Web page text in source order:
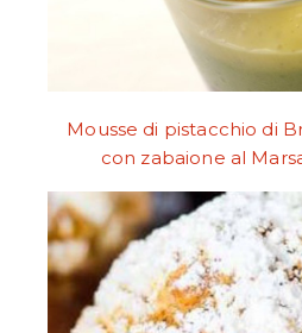
Mousse di pistacchio di
con zabaione al